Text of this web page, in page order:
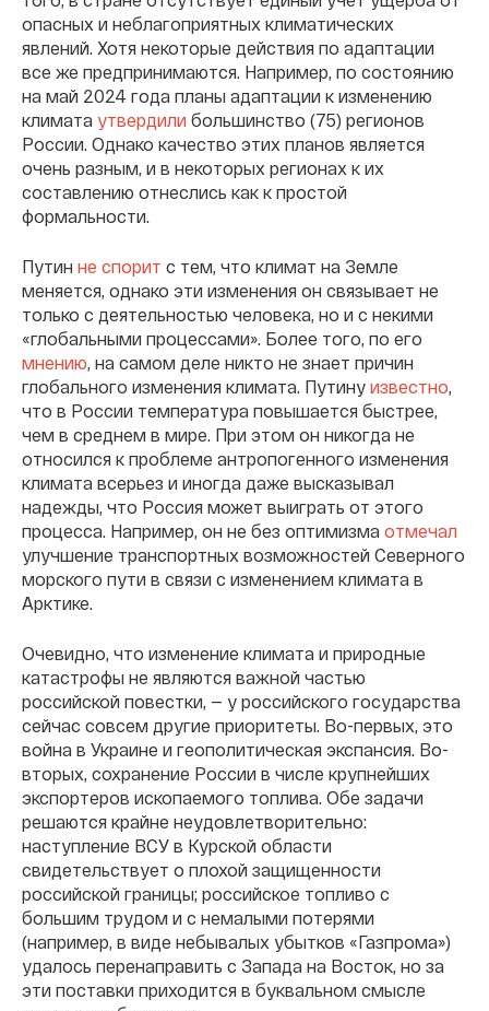
опасных и неблагоприятных климатических
явлений. Хотя некоторые действия по адаптации
все же предпринимаются. Например, по состоянию
на май 2024 года планы адаптации к изменению
климата утвердили большинство (75) регионов
России. Однако качество этих планов является
очень разным, и в некоторых регионах к их
составлению отнеслись как к простой
формальности.
Путин не спорит с тем, что климат на Земле
меняется, однако эти изменения он связывает не
только с деятельностью человека, но и с некими
«глобальными процессами». Более того, по его
мнению , на самом деле никто не знает причин
глобального изменения климата. Путину известно
что в России температура повышается быстрее,
чем в среднем в мире. При этом он никогда не
относился к проблеме антропогенного изменения
климата всерьез и иногда даже высказывал
надежды, что Россия может выиграть от этого
процесса. Например, он не без оптимизма отмечал
улучшение транспортных возможностей Северного
морского пути в связи с изменением климата в
Арктике.
Очевидно, что изменение климата и природные
катастрофы не являются важной частью
российской повестки, — у российского государства
сейчас совсем другие приоритеты. Во-первых, это
война в Украине и геополитическая экспансия. Во-
вторых, сохранение России в числе крупнейших
экспортеров ископаемого топлива. Обе задачи
решаются крайне неудовлетворительно:
наступление ВСУ в Курской области
свидетельствует о плохой защищенности
российской границы; российское топливо с
большим трудом и с немалыми потерями
(например, в виде небывалых убытков «Газпрома»)
удалось перенаправить с Запада на Восток, но за
эти поставки приходится в буквальном смысле